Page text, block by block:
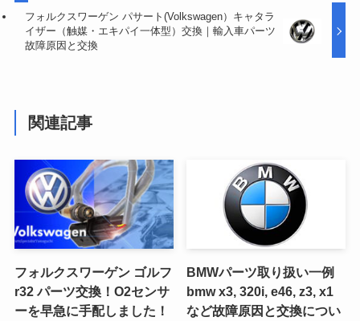
フォルクスワーゲン パサート(Volkswagen）キャタラ
イザー（触媒・エキパイ一体型）交換｜輸入車パーツ
故障原因と交換
関連記事
フォルクスワーゲン ゴルフ
r32 パーツ交換！O2センサ
ーを早急に手配しました！
BMWパーツ取り扱い一例
bmw x3, 320i, e46, z3, x1
など故障原因と交換につい